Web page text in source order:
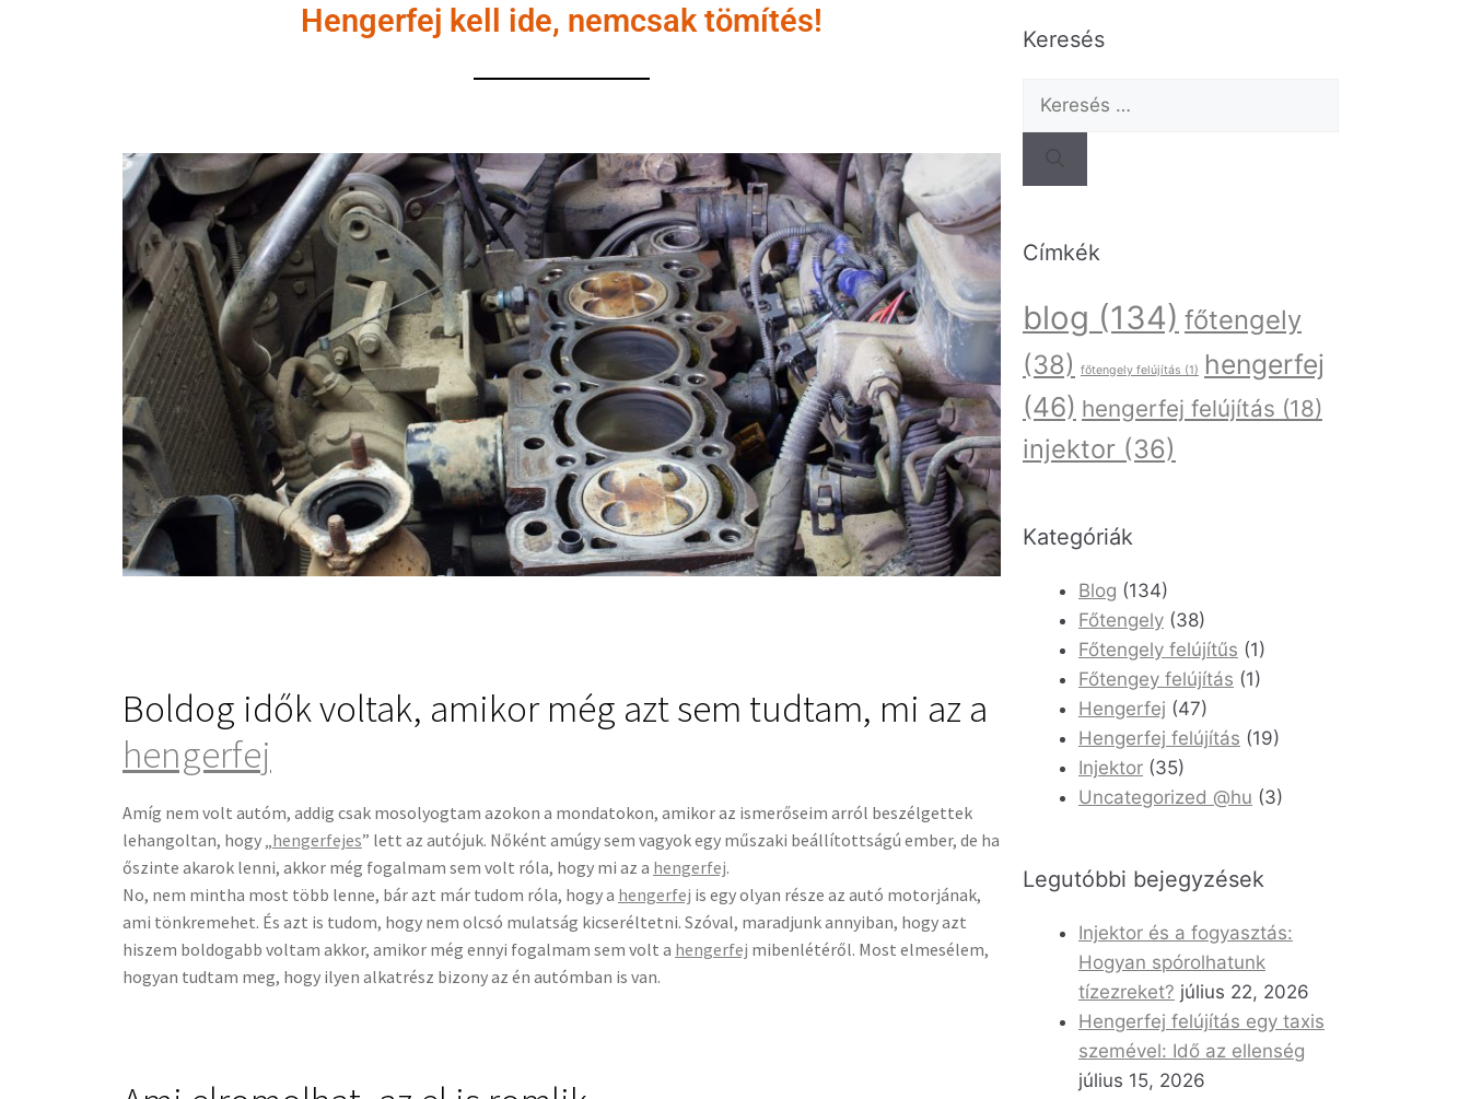
Hengerfej kell ide, nemcsak tömítés!
Boldog idők voltak, amikor még azt sem tudtam, mi az a
hengerfej
Amíg nem volt autóm, addig csak mosolyogtam azokon a mondatokon, amikor az ismerőseim arról beszélgettek
lehangoltan, hogy „hengerfejes” lett az autójuk. Nőként amúgy sem vagyok egy műszaki beállítottságú ember, de ha
őszinte akarok lenni, akkor még fogalmam sem volt róla, hogy mi az a hengerfej.
No, nem mintha most több lenne, bár azt már tudom róla, hogy a hengerfej is egy olyan része az autó motorjának,
ami tönkremehet. És azt is tudom, hogy nem olcsó mulatság kicseréltetni. Szóval, maradjunk annyiban, hogy azt
hiszem boldogabb voltam akkor, amikor még ennyi fogalmam sem volt a hengerfej mibenlétéről. Most elmesélem,
hogyan tudtam meg, hogy ilyen alkatrész bizony az én autómban is van.
Keresés
Címkék
blog (134) főtengely
(38)
főtengely felújítás (1)
hengerfej
(46) hengerfej felújítás (18)
injektor(36)
Kategóriák
Blog (134)
Főtengely(38)
Főtengely felújítűs (1)
Főtengey felújítás (1)
Hengerfej (47)
Hengerfej felújítás (19)
Injektor(35)
Uncategorized @hu (3)
Legutóbbi bejegyzések
Injektor és a fogyasztás:
Hogyan spórolhatunk
tízezreket? július 22, 2026
Hengerfej felújítás egy taxis
szemével: Idő az ellenség
július 15, 2026